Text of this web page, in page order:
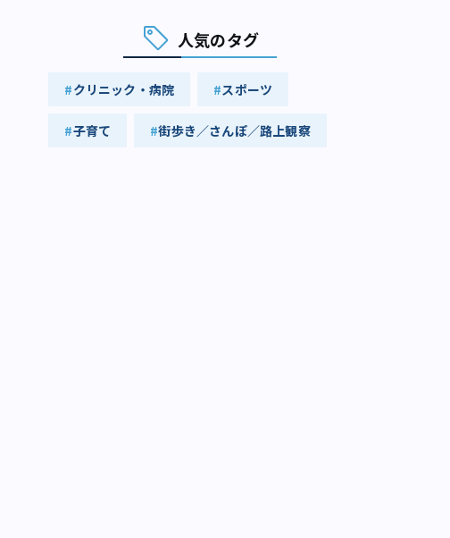
人気のタグ
クリニック・病院 スポーツ
子育て 街歩き／さんぽ／路上観察